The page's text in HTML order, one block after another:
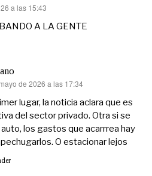
a las 15:43
A LA GENTE
de 2026 a las 17:34
lugar, la noticia aclara que es
del sector privado. Otra si se
los gastos que acarrrea hay
O estacionar lejos